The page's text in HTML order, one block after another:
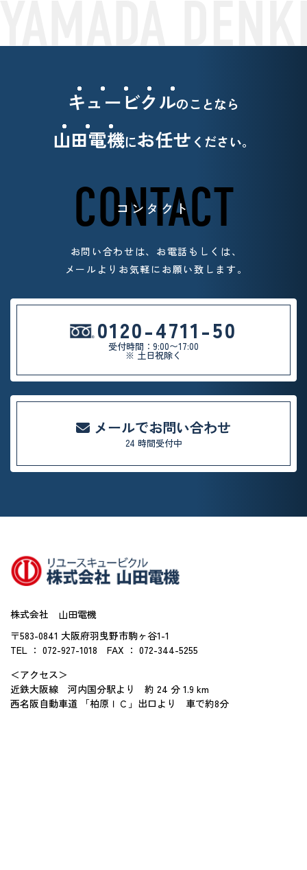
キュービクルのことなら
山田電機にお任せ ください。
CONTACT
コンタクト
お問い合わせは、お電話もしくは、
メールよりお気軽 にお願い致します。
0120-4711-50
受付時間：9:00〜17:00
※ 土日祝除く
メールでお問い合わせ
24 時間受付中
株式会社 山田電機
〒583-0841 大阪府羽曳野市駒ヶ谷1-1
TEL ： 072-927-1018 FAX ： 072-344-5255
＜アクセス＞
近鉄大阪線 河内国分駅より 約 24 分 1.9 km
西名阪自動車道 「柏原ＩＣ」出口より 車で約8分